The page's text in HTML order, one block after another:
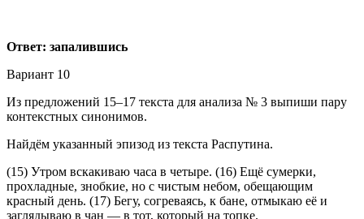
Ответ: запалившись
Вариант 10
Из предложений 15–17 текста для анализа № 3 выпиши пару
контекстных синонимов.
Найдём указанный эпизод из текста Распутина.
(15) Утром вскакиваю часа в четыре. (16) Ещё сумерки,
прохладные, знобкие, но с чистым небом, обещающим
красный день. (17) Бегу, согреваясь, к бане, отмыкаю её и
заглядываю в чан — в тот, который на топке.